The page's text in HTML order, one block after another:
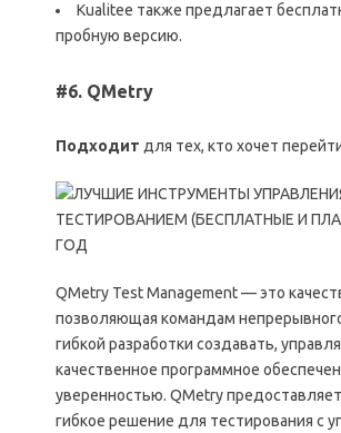
Kualitee также предлагает
пробную версию.
#6. QMetry
Подходит для тех, кто хочет
QMetry Test Management — это
позволяющая командам
гибкой разработки создавать,
качественное программное
уверенностью. QMetry
гибкое решение для тестирования с